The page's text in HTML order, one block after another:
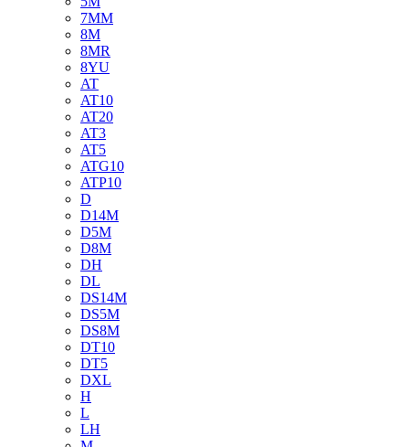
7MM
8M
8MR
8YU
AT
AT10
AT20
AT3
AT5
ATG10
ATP10
D
D14M
D5M
D8M
DH
DL
DS14M
DS5M
DS8M
DT10
DT5
DXL
H
L
LH